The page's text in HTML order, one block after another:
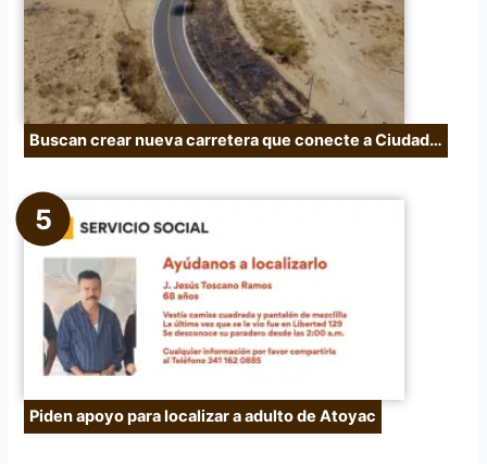
Buscan crear nueva carretera que conecte a Ciudad…
Piden apoyo para localizar a adulto de Atoyac